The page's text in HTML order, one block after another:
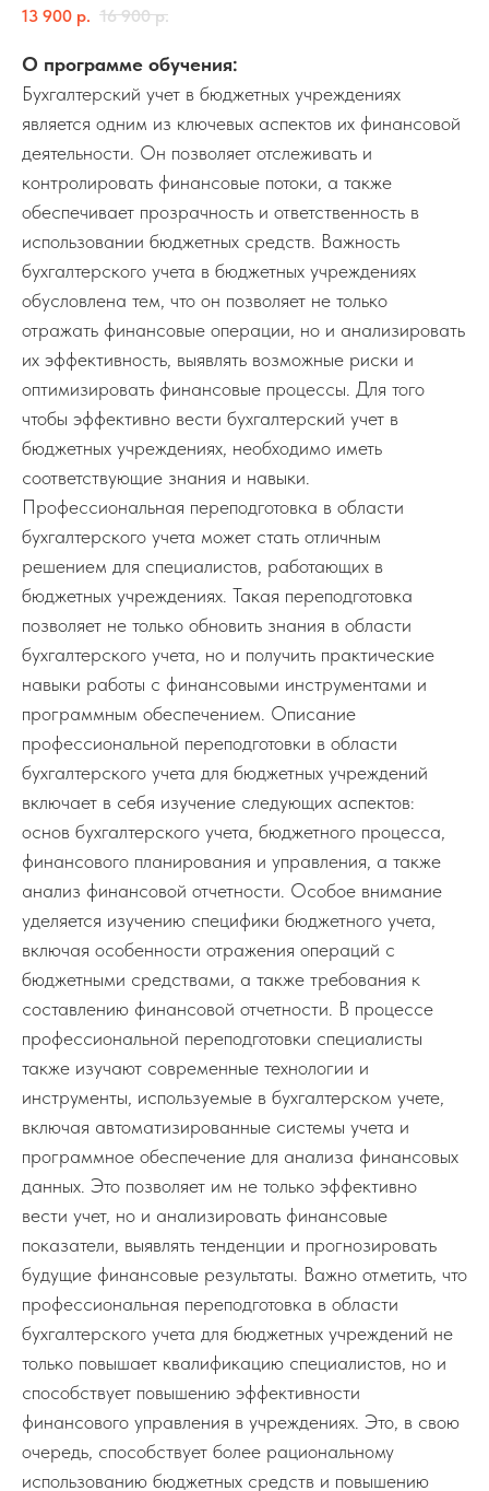
13 900 р. 16 900 р.
О программе обучения:
Бухгалтерский учет в бюджетных учреждениях
является одним из ключевых аспектов их финансовой
деятельности. Он позволяет отслеживать и
контролировать финансовые потоки, а также
обеспечивает прозрачность и ответственность в
использовании бюджетных средств. Важность
бухгалтерского учета в бюджетных учреждениях
обусловлена тем, что он позволяет не только
отражать финансовые операции, но и анализировать
их эффективность, выявлять возможные риски и
оптимизировать финансовые процессы. Для того
чтобы эффективно вести бухгалтерский учет в
бюджетных учреждениях, необходимо иметь
соответствующие знания и навыки.
Профессиональная переподготовка в области
бухгалтерского учета может стать отличным
решением для специалистов, работающих в
бюджетных учреждениях. Такая переподготовка
позволяет не только обновить знания в области
бухгалтерского учета, но и получить практические
навыки работы с финансовыми инструментами и
программным обеспечением. Описание
профессиональной переподготовки в области
бухгалтерского учета для бюджетных учреждений
включает в себя изучение следующих аспектов:
основ бухгалтерского учета, бюджетного процесса,
финансового планирования и управления, а также
анализ финансовой отчетности. Особое внимание
уделяется изучению специфики бюджетного учета,
включая особенности отражения операций с
бюджетными средствами, а также требования к
составлению финансовой отчетности. В процессе
профессиональной переподготовки специалисты
также изучают современные технологии и
инструменты, используемые в бухгалтерском учете,
включая автоматизированные системы учета и
программное обеспечение для анализа финансовых
данных. Это позволяет им не только эффективно
вести учет, но и анализировать финансовые
показатели, выявлять тенденции и прогнозировать
будущие финансовые результаты. Важно отметить, что
профессиональная переподготовка в области
бухгалтерского учета для бюджетных учреждений не
только повышает квалификацию специалистов, но и
способствует повышению эффективности
финансового управления в учреждениях. Это, в свою
очередь, способствует более рациональному
использованию бюджетных средств и повышению